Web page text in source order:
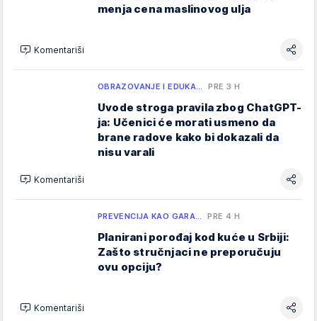
menja cena maslinovog ulja
Komentariši
OBRAZOVANJE I EDUKA… PRE 3 H
Uvode stroga pravila zbog ChatGPT-
ja: Učenici će morati usmeno da
brane radove kako bi dokazali da
nisu varali
Komentariši
PREVENCIJA KAO GARA… PRE 4 H
Planirani porođaj kod kuće u Srbiji:
Zašto stručnjaci ne preporučuju
ovu opciju?
Komentariši